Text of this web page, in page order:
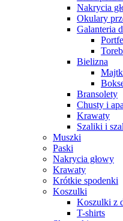
Nakrycia
Okulary
Galanteria
Bielizna
Bransolety
Chusty i
Krawaty
Szaliki i
Muszki
Paski
Nakrycia głowy
Krawaty
Krótkie spodenki
Koszulki
Koszulki z
T-shirts